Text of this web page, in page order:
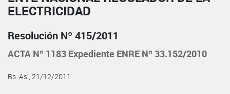
ELECTRICIDAD
Resolución Nº 415/2011
ACTA Nº 1183 Expediente ENRE Nº 33.152/2010
Bs. As., 21/12/2011